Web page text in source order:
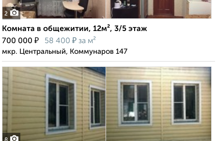
2
Комната в общежитии, 12м², 3/5 этаж
700 000 ₽ 58 400 ₽ за м²
мкр. Центральный, Коммунаров 147